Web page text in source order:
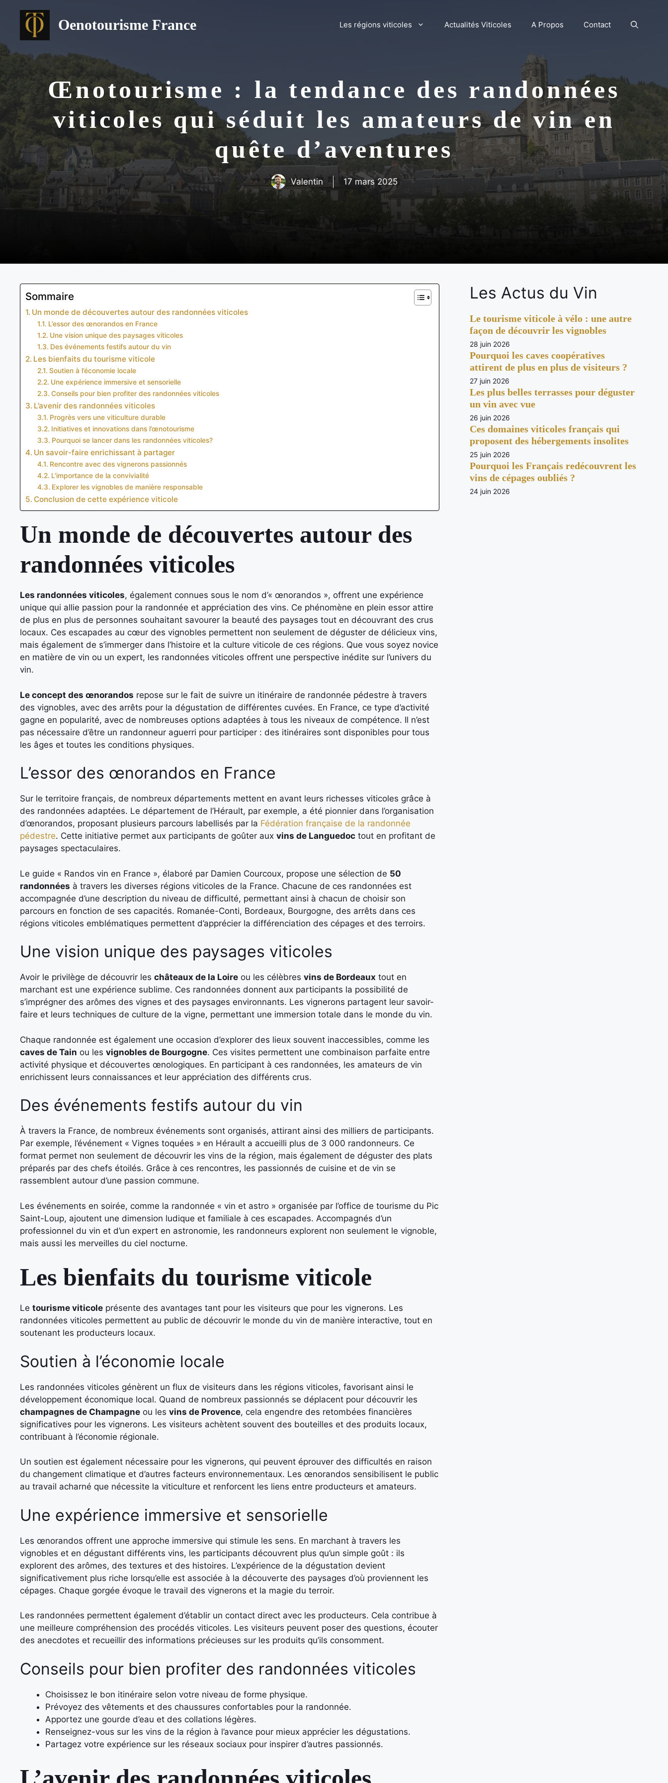
contenu
Oenotourisme France Les régions viticoles Actualités Viticoles A Propos Contact
Œnotourisme : la tendance des randonnées
viticoles qui séduit les amateurs de vin en
quête d’aventures
Valentin 17 mars 2025
Sommaire
Un monde de découvertes autour des randonnées viticoles
L’essor des œnorandos en France
Une vision unique des paysages viticoles
Des événements festifs autour du vin
Les bienfaits du tourisme viticole
Soutien à l’économie locale
Une expérience immersive et sensorielle
Conseils pour bien profiter des randonnées viticoles
L’avenir des randonnées viticoles
Progrès vers une viticulture durable
Initiatives et innovations dans l’œnotourisme
Pourquoi se lancer dans les randonnées viticoles?
Un savoir-faire enrichissant à partager
Rencontre avec des vignerons passionnés
L’importance de la convivialité
Explorer les vignobles de manière responsable
Conclusion de cette expérience viticole
Un monde de découvertes autour des
randonnées viticoles
Les randonnées viticoles, également connues sous le nom d’« œnorandos », offrent une expérience
unique qui allie passion pour la randonnée et appréciation des vins. Ce phénomène en plein essor attire
de plus en plus de personnes souhaitant savourer la beauté des paysages tout en découvrant des crus
locaux. Ces escapades au cœur des vignobles permettent non seulement de déguster de délicieux vins,
mais également de s’immerger dans l’histoire et la culture viticole de ces régions. Que vous soyez novice
en matière de vin ou un expert, les randonnées viticoles offrent une perspective inédite sur l’univers du
vin.
Le concept des œnorandos repose sur le fait de suivre un itinéraire de randonnée pédestre à travers
des vignobles, avec des arrêts pour la dégustation de différentes cuvées. En France, ce type d’activité
gagne en popularité, avec de nombreuses options adaptées à tous les niveaux de compétence. Il n’est
pas nécessaire d’être un randonneur aguerri pour participer : des itinéraires sont disponibles pour tous
les âges et toutes les conditions physiques.
L’essor des œnorandos en France
Sur le territoire français, de nombreux départements mettent en avant leurs richesses viticoles grâce à
des randonnées adaptées. Le département de l’Hérault, par exemple, a été pionnier dans l’organisation
d’œnorandos, proposant plusieurs parcours labellisés par la Fédération française de la randonnée
pédestre. Cette initiative permet aux participants de goûter aux vins de Languedoc tout en profitant de
paysages spectaculaires.
Le guide « Randos vin en France », élaboré par Damien Courcoux, propose une sélection de 50
randonnées à travers les diverses régions viticoles de la France. Chacune de ces randonnées est
accompagnée d’une description du niveau de difficulté, permettant ainsi à chacun de choisir son
parcours en fonction de ses capacités. Romanée-Conti, Bordeaux, Bourgogne, des arrêts dans ces
régions viticoles emblématiques permettent d’apprécier la différenciation des cépages et des terroirs.
Une vision unique des paysages viticoles
Avoir le privilège de découvrir les châteaux de la Loire ou les célèbres vins de Bordeaux tout en
marchant est une expérience sublime. Ces randonnées donnent aux participants la possibilité de
s’imprégner des arômes des vignes et des paysages environnants. Les vignerons partagent leur savoir-
faire et leurs techniques de culture de la vigne, permettant une immersion totale dans le monde du vin.
Chaque randonnée est également une occasion d’explorer des lieux souvent inaccessibles, comme les
caves de Tain ou les vignobles de Bourgogne. Ces visites permettent une combinaison parfaite entre
activité physique et découvertes œnologiques. En participant à ces randonnées, les amateurs de vin
enrichissent leurs connaissances et leur appréciation des différents crus.
Des événements festifs autour du vin
À travers la France, de nombreux événements sont organisés, attirant ainsi des milliers de participants.
Par exemple, l’événement « Vignes toquées » en Hérault a accueilli plus de 3 000 randonneurs. Ce
format permet non seulement de découvrir les vins de la région, mais également de déguster des plats
préparés par des chefs étoilés. Grâce à ces rencontres, les passionnés de cuisine et de vin se
rassemblent autour d’une passion commune.
Les événements en soirée, comme la randonnée « vin et astro » organisée par l’office de tourisme du Pic
Saint-Loup, ajoutent une dimension ludique et familiale à ces escapades. Accompagnés d’un
professionnel du vin et d’un expert en astronomie, les randonneurs explorent non seulement le vignoble,
mais aussi les merveilles du ciel nocturne.
Les bienfaits du tourisme viticole
Le tourisme viticole présente des avantages tant pour les visiteurs que pour les vignerons. Les
randonnées viticoles permettent au public de découvrir le monde du vin de manière interactive, tout en
soutenant les producteurs locaux.
Soutien à l’économie locale
Les randonnées viticoles génèrent un flux de visiteurs dans les régions viticoles, favorisant ainsi le
développement économique local. Quand de nombreux passionnés se déplacent pour découvrir les
champagnes de Champagne ou les vins de Provence, cela engendre des retombées financières
significatives pour les vignerons. Les visiteurs achètent souvent des bouteilles et des produits locaux,
contribuant à l’économie régionale.
Un soutien est également nécessaire pour les vignerons, qui peuvent éprouver des difficultés en raison
du changement climatique et d’autres facteurs environnementaux. Les œnorandos sensibilisent le public
au travail acharné que nécessite la viticulture et renforcent les liens entre producteurs et amateurs.
Une expérience immersive et sensorielle
Les œnorandos offrent une approche immersive qui stimule les sens. En marchant à travers les
vignobles et en dégustant différents vins, les participants découvrent plus qu’un simple goût : ils
explorent des arômes, des textures et des histoires. L’expérience de la dégustation devient
significativement plus riche lorsqu’elle est associée à la découverte des paysages d’où proviennent les
cépages. Chaque gorgée évoque le travail des vignerons et la magie du terroir.
Les randonnées permettent également d’établir un contact direct avec les producteurs. Cela contribue à
une meilleure compréhension des procédés viticoles. Les visiteurs peuvent poser des questions, écouter
des anecdotes et recueillir des informations précieuses sur les produits qu’ils consomment.
Conseils pour bien profiter des randonnées viticoles
Choisissez le bon itinéraire selon votre niveau de forme physique.
Prévoyez des vêtements et des chaussures confortables pour la randonnée.
Apportez une gourde d’eau et des collations légères.
Renseignez-vous sur les vins de la région à l’avance pour mieux apprécier les dégustations.
Partagez votre expérience sur les réseaux sociaux pour inspirer d’autres passionnés.
Les Actus du Vin
Le tourisme viticole à vélo : une autre
façon de découvrir les vignobles
28 juin 2026
Pourquoi les caves coopératives
attirent de plus en plus de visiteurs ?
27 juin 2026
Les plus belles terrasses pour déguster
un vin avec vue
26 juin 2026
Ces domaines viticoles français qui
proposent des hébergements insolites
25 juin 2026
Pourquoi les Français redécouvrent les
vins de cépages oubliés ?
24 juin 2026